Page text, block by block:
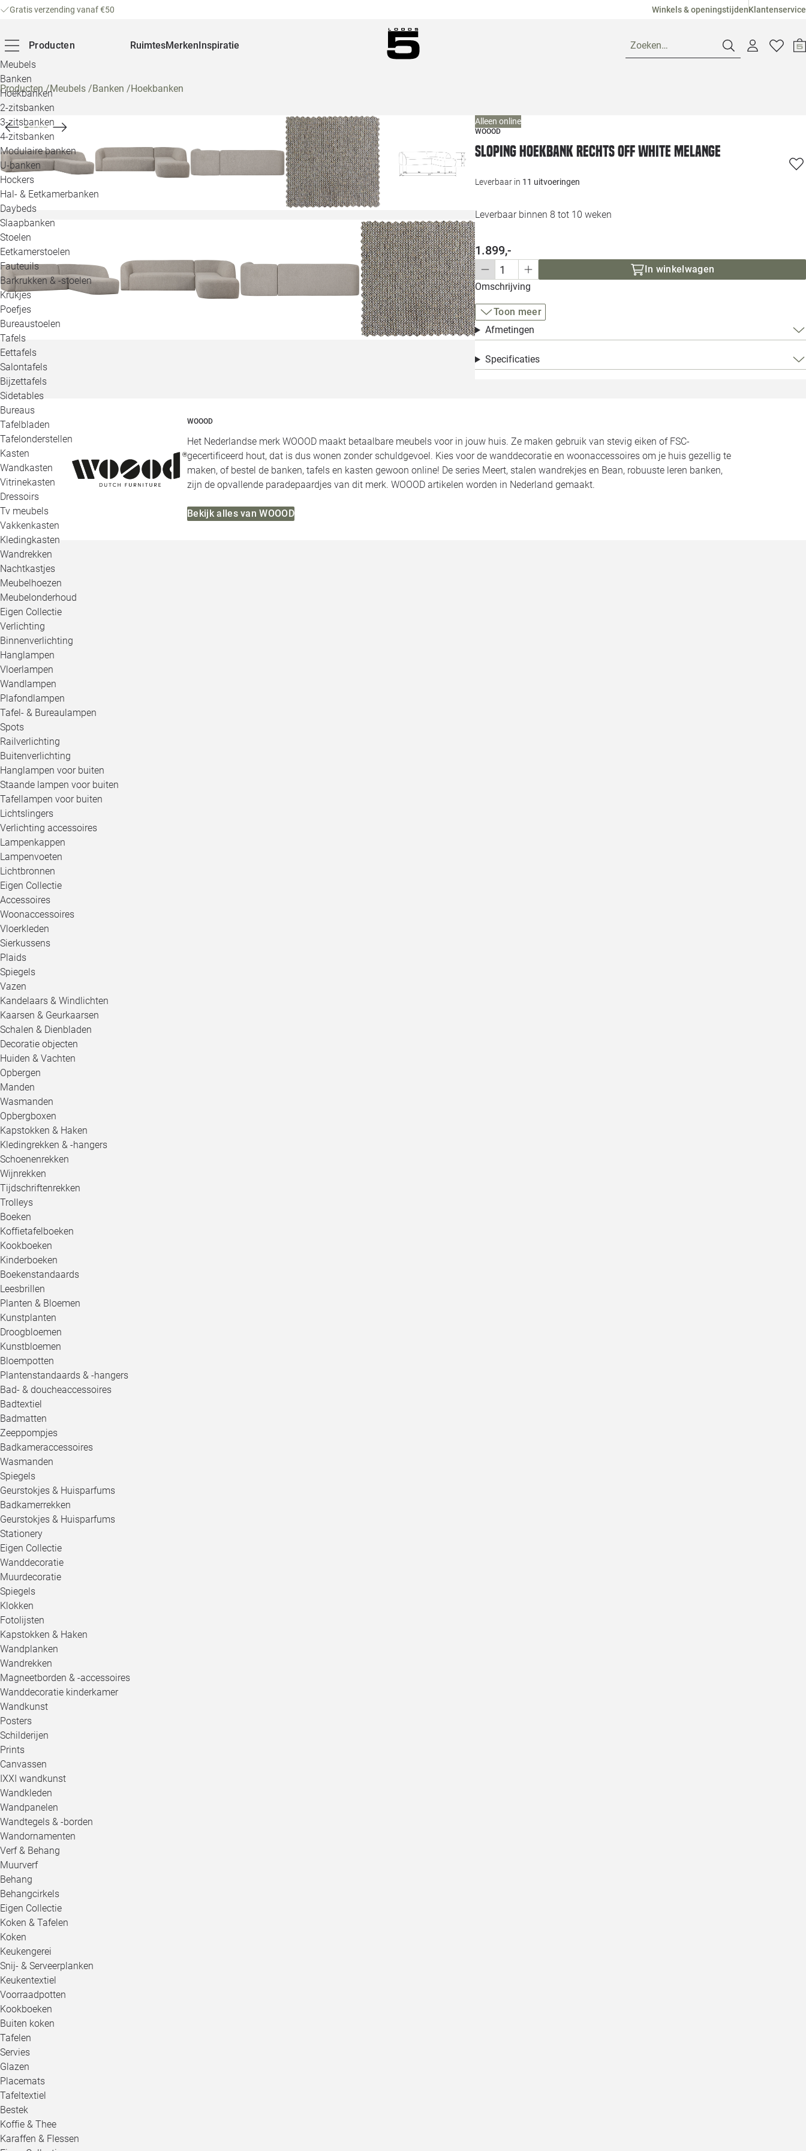
Gratis verzending vanaf €50 Winkels & openingstijdenKlantenservice
Producten
Meubels
Banken
Hoekbanken
2-zitsbanken
3-zitsbanken
4-zitsbanken
Modulaire banken
U-banken
Hockers
Hal- & Eetkamerbanken
Daybeds
Slaapbanken
Stoelen
Eetkamerstoelen
Fauteuils
Barkrukken & -stoelen
Krukjes
Poefjes
Bureaustoelen
Tafels
Eettafels
Salontafels
Bijzettafels
Sidetables
Bureaus
Tafelbladen
Tafelonderstellen
Kasten
Wandkasten
Vitrinekasten
Dressoirs
Tv meubels
Vakkenkasten
Kledingkasten
Wandrekken
Nachtkastjes
Meubelhoezen
Meubelonderhoud
Eigen Collectie
Verlichting
Binnenverlichting
Hanglampen
Vloerlampen
Wandlampen
Plafondlampen
Tafel- & Bureaulampen
Spots
Railverlichting
Buitenverlichting
Hanglampen voor buiten
Staande lampen voor buiten
Tafellampen voor buiten
Lichtslingers
Verlichting accessoires
Lampenkappen
Lampenvoeten
Lichtbronnen
Eigen Collectie
Accessoires
Woonaccessoires
Vloerkleden
Sierkussens
Plaids
Spiegels
Vazen
Kandelaars & Windlichten
Kaarsen & Geurkaarsen
Schalen & Dienbladen
Decoratie objecten
Huiden & Vachten
Opbergen
Manden
Wasmanden
Opbergboxen
Kapstokken & Haken
Kledingrekken & -hangers
Schoenenrekken
Wijnrekken
Tijdschriftenrekken
Trolleys
Boeken
Koffietafelboeken
Kookboeken
Kinderboeken
Boekenstandaards
Leesbrillen
Planten & Bloemen
Kunstplanten
Droogbloemen
Kunstbloemen
Bloempotten
Plantenstandaards & -hangers
Bad- & doucheaccessoires
Badtextiel
Badmatten
Zeeppompjes
Badkameraccessoires
Wasmanden
Spiegels
Geurstokjes & Huisparfums
Badkamerrekken
Geurstokjes & Huisparfums
Stationery
Eigen Collectie
Wanddecoratie
Muurdecoratie
Spiegels
Klokken
Fotolijsten
Kapstokken & Haken
Wandplanken
Wandrekken
Magneetborden & -accessoires
Wanddecoratie kinderkamer
Wandkunst
Posters
Schilderijen
Prints
Canvassen
IXXI wandkunst
Wandkleden
Wandpanelen
Wandtegels & -borden
Wandornamenten
Verf & Behang
Muurverf
Behang
Behangcirkels
Eigen Collectie
Koken & Tafelen
Koken
Keukengerei
Snij- & Serveerplanken
Keukentextiel
Voorraadpotten
Kookboeken
Buiten koken
Tafelen
Servies
Glazen
Placemats
Tafeltextiel
Bestek
Koffie & Thee
Karaffen & Flessen
RuimtesMerkenInspiratie Zoeken…
Alle
Producten/Meubels /Banken /Hoekbanken
Alleen online
WOOOD
Sloping hoekbank rechts off white melange
Leverbaar in 11 uitvoeringen
Leverbaar binnen 8 tot 10 weken
1.899,-
In winkelwagen
Omschrijving
Toon meer
Afmetingen
Specificaties
WOOOD
Het Nederlandse merk WOOOD maakt betaalbare meubels voor in jouw huis. Ze maken gebruik van stevig eiken of FSC-
gecertificeerd hout, dat is dus wonen zonder schuldgevoel. Kies voor de wanddecoratie en woonaccessoires om je huis gezellig te
maken, of bestel de banken, tafels en kasten gewoon online! De series Meert, stalen wandrekjes en Bean, robuuste leren banken,
zijn de opvallende paradepaardjes van dit merk. WOOOD artikelen worden in Nederland gemaakt.
Bekijk alles van WOOOD